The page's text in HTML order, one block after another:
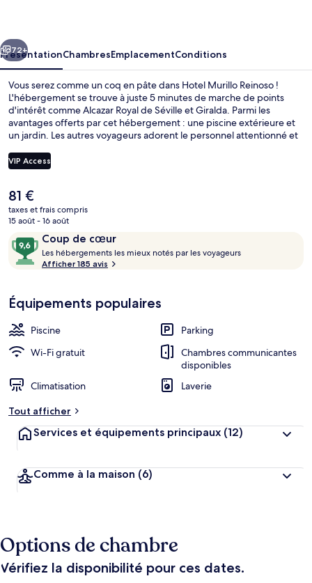
Suivant
72+
PrésentationChambresEmplacementConditions
Vous serez comme un coq en pâte dans Hotel Murillo Reinoso !
L'hébergement se trouve à juste 5 minutes de marche de points
d'intérêt comme Alcazar Royal de Séville et Giralda. Parmi les
avantages offerts par cet hébergement : une piscine extérieure et
un jardin. Les autres voyageurs adorent le personnel attentionné et
courte distance à pied : Arrêt de tram Archivo de Indias est à 8 min
et Arrêt de tram Prado San Sebastián, à 10 min.
VIP Access
Le
prix
actuel
de
81 €.
81 €
taxes et frais compris
15 août - 16 août
Avis
voyageurs
Coup de cœur
9,6
sur
10,
cœur
Les hébergements les mieux notés par les voyageurs
r
t
l
Afficher 185 avis
Équipements populaires
Piscine
Parking
Wi-Fi gratuit
Chambres communicantes
disponibles
Climatisation
Laverie
Tout afficher
Services et équipements principaux (12)
Comme à la maison (6)
Options de chambre
Vérifiez la disponibilité pour ces dates.